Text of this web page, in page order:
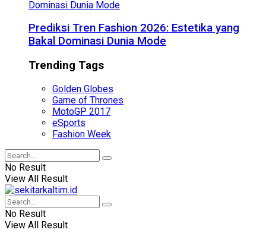
Prediksi Tren Fashion 2026: Estetika yang
Bakal Dominasi Dunia Mode
Trending Tags
Golden Globes
Game of Thrones
MotoGP 2017
eSports
Fashion Week
No Result
View All Result
No Result
View All Result